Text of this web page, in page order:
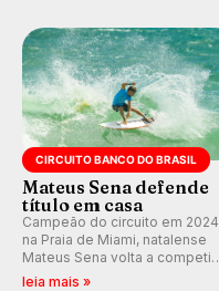
CIRCUITO BANCO DO BRASIL
Mateus Sena defende
título em casa
Campeão do circuito em 2024
na Praia de Miami, natalense
Mateus Sena volta a competir
em casa em busca de manter a
leia mais »